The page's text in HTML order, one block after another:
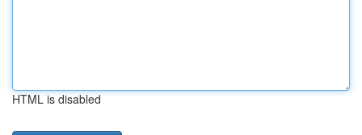
HTML is disabled